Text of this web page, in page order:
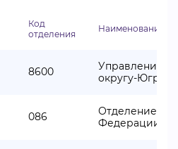
Код
отделения
Наименование
8600
Управление
округу-Югре
086
Отделение
Федерации по